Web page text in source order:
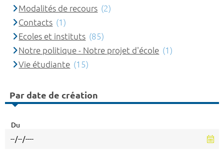
Modalités de recours (2)
Contacts (1)
Ecoles et instituts (85)
Notre politique - Notre projet d'école (1)
Vie étudiante (15)
Par date de création
Du